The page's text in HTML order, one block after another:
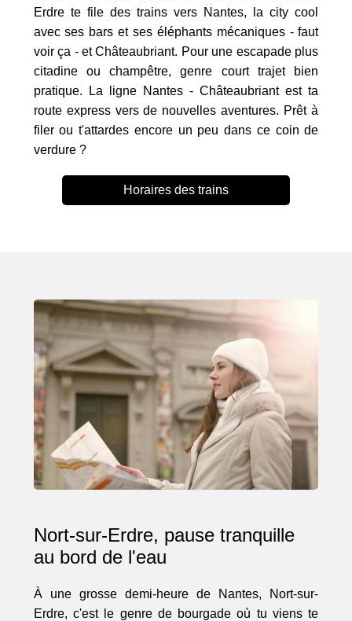
Erdre te file des trains vers Nantes, la city cool
avec ses bars et ses éléphants mécaniques - faut
voir ça - et Châteaubriant. Pour une escapade plus
citadine ou champêtre, genre court trajet bien
pratique. La ligne Nantes - Châteaubriant est ta
route express vers de nouvelles aventures. Prêt à
filer ou t'attardes encore un peu dans ce coin de
verdure ?
Horaires des trains
Nort-sur-Erdre, pause tranquille
au bord de l'eau
À une grosse demi-heure de Nantes, Nort-sur-
Erdre, c'est le genre de bourgade où tu viens te